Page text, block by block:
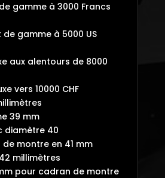
gamme à 3000 Francs
gamme à 5000 US
aux alentours de 8000
vers 10000 CHF
39 mm
diamètre 40
montre en 41 mm
millimètres
pour cadran de montre